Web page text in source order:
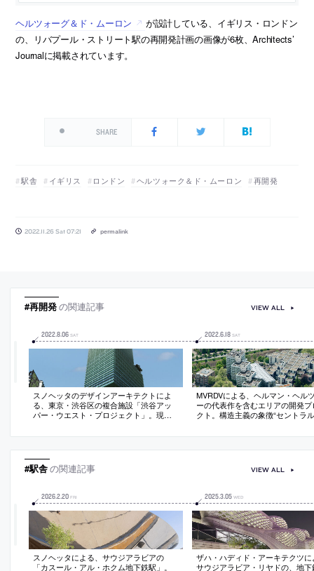
ヘルツォーグ＆ド・ムーロン
が設計している、イギリス・ロンドン
の、リバプール・ストリート駅の再開発計画の画像が6枚、Architects’
Journalに掲載されています。
SHARE
駅舎 イギリス ロンドン ヘルツォーク＆ド・ムーロン 再開発
2022.11.26 Sat 07:21 permalink
#再開発の関連記事
2022.8.06 SAT
スノヘッタのデザインアーキテクトによ
る、東京・渋谷区の複合施設「渋谷アッ
パー・ウエスト・プロジェクト」。現在
指し計画。都市が持つ現代と伝統の二面
ブアーキテクトとして日建設計と東急設
計コンサルタントが参画
2022.6.18 SAT
MVRDVによる、ヘルマン・ヘル
ーの代表作を含むエリアの開発プ
クト。構造主義の象徴“セントラ
存と持続可能性を求めて、設計原
構想。既存建物自体にも新たな用
VIEW ALL
#駅舎の関連記事
2026.2.20 FRI
スノヘッタによる、サウジアラビアの
「カスール・アル・ホクム地下鉄駅」。
2025.3.05 WED
ザハ・ハディド・アーキテクツに
サウジアラビア・リヤドの、地下
VIEW ALL